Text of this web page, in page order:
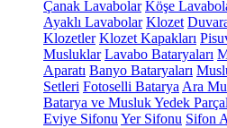
Çanak Lavabolar Köşe
Ayaklı Lavabolar Klozet
Klozetler Klozet Kapakları
Musluklar Lavabo Bataryaları
Aparatı Banyo Bataryaları
Setleri Fotoselli Batarya Ara
Batarya ve Musluk Yedek
Eviye Sifonu Yer Sifonu Sifon